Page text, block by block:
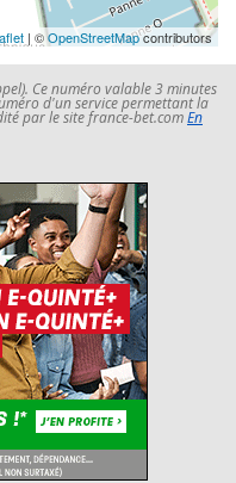
| ©OpenStreetMapcontributors
Ce numéro valable 3 minutes
d'un service permettant la
par le site france-bet.comEn